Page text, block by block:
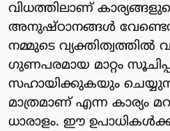
വിധത്തിലാണ്
അനുഷ്ഠാനങ്ങള്‍
നമ്മുടെ വ്യക്തിത്വത്തില്‍
ഗുണപരമായ മാറ്റം
സഹായിക്കുകയും
മാത്രമാണ് എന്ന കാര്യം
ധാരാളം. ഈ